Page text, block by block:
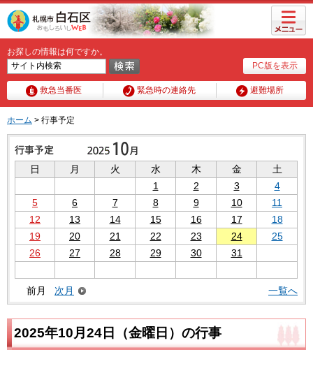
PC版を表示
お探しの情報は何ですか。
救急当番医 緊急時の連絡先 避難場所
メニュ
ー
ホーム > 行事予定
日 月 火 水 木 金
土
1
2 3
4
5
6 7 8 9 10
11
12
13 14 15 16 17
18
19
20 21 22 23 24
25
26
27 28 29 30 31
前月 次月 一覧へ
2025年10月24日（金曜日）の行事